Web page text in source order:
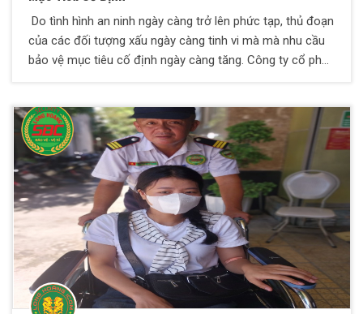
Do tình hình an ninh ngày càng trở lên phức tạp, thủ đoạn
của các đối tượng xấu ngày càng tinh vi mà mà nhu cầu
bảo vệ mục tiêu cố định ngày càng tăng. Công ty cổ phần